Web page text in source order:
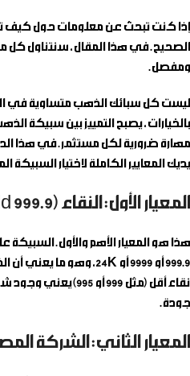
إذا كنت تبحث عن معلومات حولكيف
الصحيح. في هذا المقال، سنتناول كل
ومفصل.
ليست كل سبائك الذهب متساوية
بالخيارات، يصبح التمييز بين سبيكة
يديك المعايير الكاملة لاختيار السبيكة
المعيار الأول: النقاء (999.9 Fine Gold)
هذا هو المعيار الأهم والأول. السبيكة
999.9 أو 9999 أو 24K
نقاء أقل (مثل 999 أو
جودة.
المعيار الثاني: الشركة